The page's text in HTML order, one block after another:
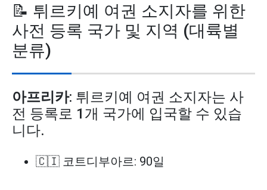
📝 튀르키예 여권 소지자를 위한
사전 등록 국가 및 지역 (대륙별
분류)
아프리카: 튀르키예 여권 소지자는 사
전 등록로 1개 국가에 입국할 수 있습
니다.
🇨🇮 코트디부아르: 90일